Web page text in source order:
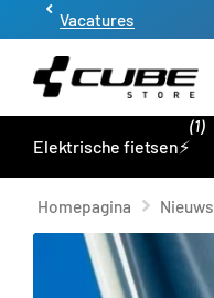
Vacatures
Elektrische fietsen⚡
(1)
Homepagina Nieuws